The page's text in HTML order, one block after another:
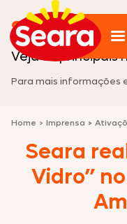
Sala de
Veja as principais
Para mais informações
Home > Imprensa >
Seara
Vidro”